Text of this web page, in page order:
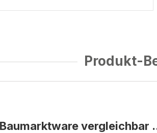
Produkt-
vergleichbar